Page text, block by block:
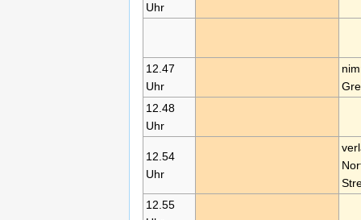
Uhr
12.47
Uhr
12.48
Uhr
12.54
Uhr
12.55